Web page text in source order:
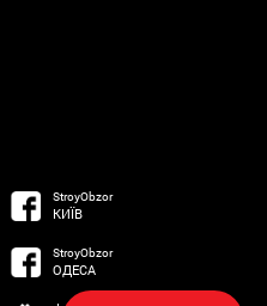
StroyObzor
КИЇВ
StroyObzor
ОДЕСА